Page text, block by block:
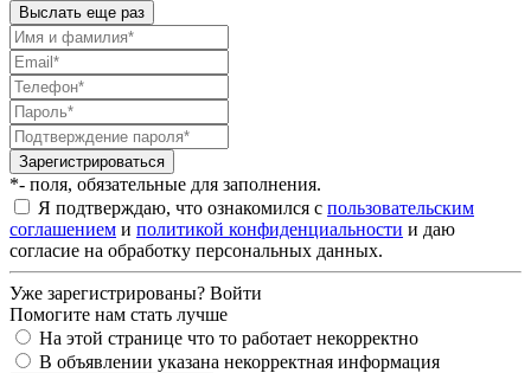
Выслать еще раз
Зарегистрироваться
*- поля, обязательные для заполнения.
Я подтверждаю, что ознакомился с пользовательским
соглашением и политикой конфиденциальности и даю
согласие на обработку персональных данных.
Уже зарегистрированы? Войти
Помогите нам стать лучше
На этой странице что то работает некорректно
В объявлении указана некорректная информация